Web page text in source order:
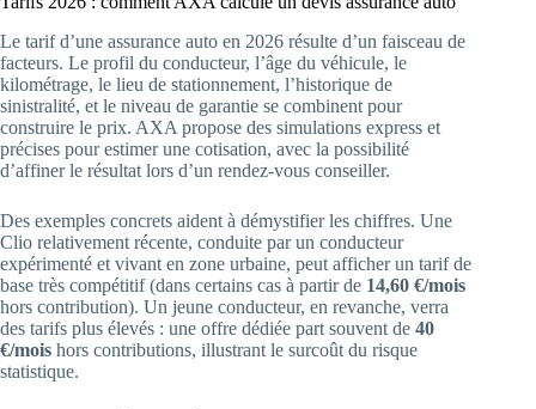
Le tarif d’une assurance auto en 2026 résulte d’un faisceau de
facteurs. Le profil du conducteur, l’âge du véhicule, le
kilométrage, le lieu de stationnement, l’historique de
sinistralité, et le niveau de garantie se combinent pour
construire le prix. AXA propose des simulations express et
précises pour estimer une cotisation, avec la possibilité
d’affiner le résultat lors d’un rendez-vous conseiller.
Des exemples concrets aident à démystifier les chiffres. Une
Clio relativement récente, conduite par un conducteur
expérimenté et vivant en zone urbaine, peut afficher un tarif de
base très compétitif (dans certains cas à partir de 14,60 €/mois
hors contribution). Un jeune conducteur, en revanche, verra
des tarifs plus élevés : une offre dédiée part souvent de 40
€/mois hors contributions, illustrant le surcoût du risque
statistique.